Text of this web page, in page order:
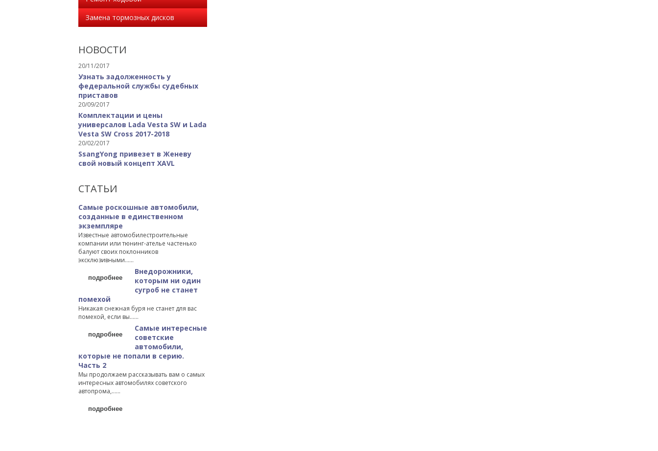
Замена тормозных дисков
НОВОСТИ
20/11/2017
Узнать задолженность у
федеральной службы судебных
приставов
20/09/2017
Комплектации и цены
универсалов Lada Vesta SW и Lada
Vesta SW Cross 2017-2018
20/02/2017
SsangYong привезет в Женеву
свой новый концепт XAVL
СТАТЬИ
Самые роскошные автомобили,
созданные в единственном
экземпляре
Известные автомобилестроительные
компании или тюнинг-ателье частенько
балуют своих поклонников
эксклюзивными…...
подробнее
Внедорожники,
которым ни один
сугроб не станет
помехой
Никакая снежная буря не станет для вас
помехой, если вы…...
подробнее
Самые интересные
советские
автомобили,
которые не попали в серию.
Часть 2
Мы продолжаем рассказывать вам о самых
интересных автомобилях советского
автопрома,…...
подробнее